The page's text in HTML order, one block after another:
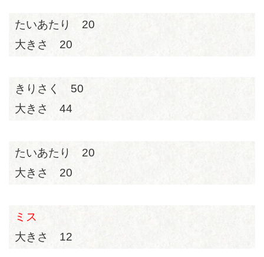
たいあたり 20
大きさ 20
きりさく 50
大きさ 44
たいあたり 20
大きさ 20
ミス
大きさ 12